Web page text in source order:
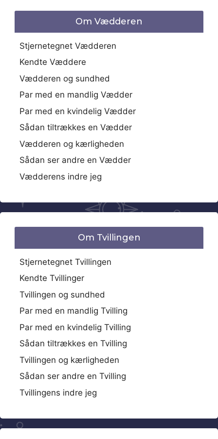
Om Vædderen
Stjernetegnet Vædderen
Kendte Væddere
Vædderen og sundhed
Par med en mandlig Vædder
Par med en kvindelig Vædder
Sådan tiltrækkes en Vædder
Vædderen og kærligheden
Sådan ser andre en Vædder
Vædderens indre jeg
Om Tvillingen
Stjernetegnet Tvillingen
Kendte Tvillinger
Tvillingen og sundhed
Par med en mandlig Tvilling
Par med en kvindelig Tvilling
Sådan tiltrækkes en Tvilling
Tvillingen og kærligheden
Sådan ser andre en Tvilling
Tvillingens indre jeg